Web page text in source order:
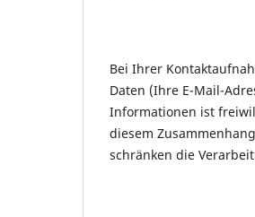
Bei Ihrer
Daten (Ihre E-Mail-
Informationen ist
diesem
schränken die